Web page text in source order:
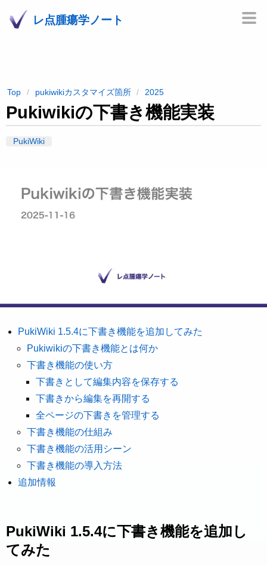
レ点腫瘍学ノート
Top pukiwikiカスタマイズ箇所 2025
Pukiwikiの下書き機能実装
PukiWiki
PukiWiki 1.5.4に下書き機能を追加してみた
Pukiwikiの下書き機能とは何か
下書き機能の使い方
下書きとして編集内容を保存する
下書きから編集を再開する
全ページの下書きを管理する
下書き機能の仕組み
下書き機能の活用シーン
下書き機能の導入方法
追加情報
PukiWiki 1.5.4に下書き機能を追加し
てみた